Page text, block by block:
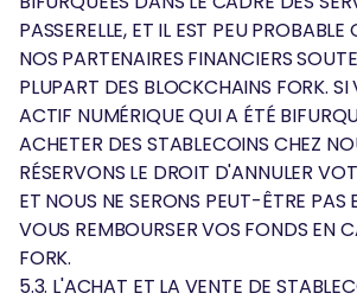
PASSERELLE, ET IL EST PEU PROBABLE
NOS PARTENAIRES FINANCIERS
PLUPART DES BLOCKCHAINS FORK. SI
ACTIF NUMÉRIQUE QUI A ÉTÉ
ACHETER DES STABLECOINS CHEZ
RÉSERVONS LE DROIT D'ANNULER
ET NOUS NE SERONS PEUT-ÊTRE PAS
VOUS REMBOURSER VOS FONDS EN
FORK.
5.3. L'ACHAT ET LA VENTE DE